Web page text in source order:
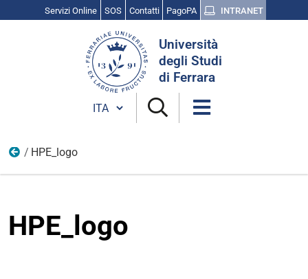
Servizi Online SOS Contatti PagoPA INTRANET
Università
degli Studi
di Ferrara
Cambia lingua
Loghi_aziende
HPE_logo
HPE_logo